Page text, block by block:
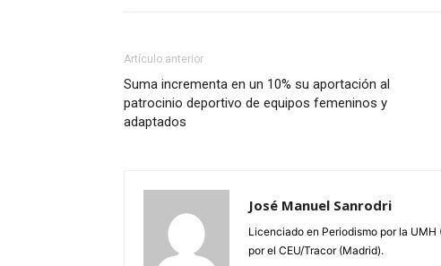
Artículo anterior
Suma incrementa en un 10% su aportación al
patrocinio deportivo de equipos femeninos y
adaptados
José Manuel Sanrodri
Licenciado en Periodismo por la
por el CEU/Tracor (Madrid).